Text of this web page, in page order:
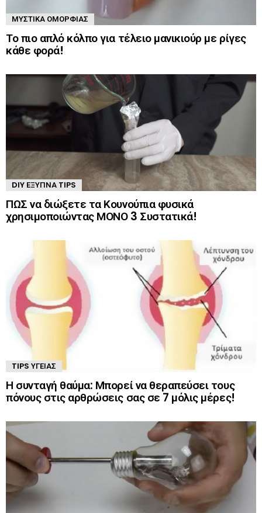
ΜΥΣΤΙΚΆ ΟΜΟΡΦΙΆΣ
Το πιο απλό κόλπο για τέλειο μανικιούρ με ρίγες
κάθε φορά!
DIY ΈΞΥΠΝΑ TIPS
ΠΩΣ να διώξετε τα Κουνούπια φυσικά
χρησιμοποιώντας ΜΟΝΟ 3 Συστατικά!
TIPS ΥΓΕΊΑΣ
Η συνταγή θαύμα: Μπορεί να θεραπεύσει τους
πόνους στις αρθρώσεις σας σε 7 μόλις μέρες!